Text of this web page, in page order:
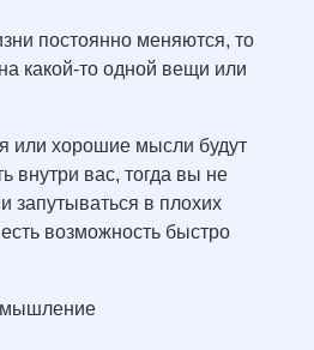
постоянно меняются, то
какой-то одной вещи или
или хорошие мысли будут
внутри вас, тогда вы не
запутываться в плохих
возможность быстро
мышление